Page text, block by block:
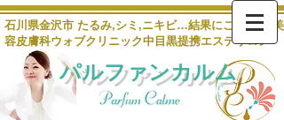
石川県金沢市 たるみ,シミ,ニキビ…結果にこだわる 美
容皮膚科ウォブクリニック中目黒提携エステサロン
パルファンカルム